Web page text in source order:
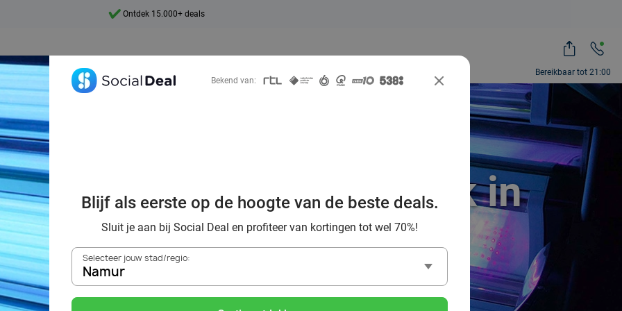
Bereikbaar tot 21:00
Ontdek 15.000+ deals
naar de zonnebank in
Namur
Bekend van:
Blijf als eerste op de hoogte van de beste deals.
Sluit je aan bij Social Deal en profiteer van kortingen tot wel 70%!
Selecteer jouw stad/regio:
Namur